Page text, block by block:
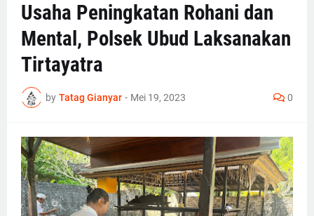
Usaha Peningkatan Rohani dan
Mental, Polsek Ubud Laksanakan
Tirtayatra
by Tatag Gianyar - Mei 19, 2023 0